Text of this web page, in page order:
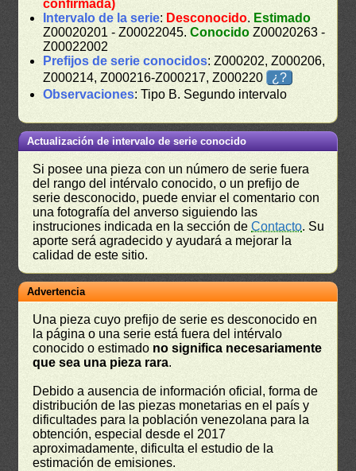
confirmada)
Intervalo de la serie: Desconocido. Estimado
Z00020201 - Z00022045.Conocido Z00020263 -
Z00022002
Prefijos de serie conocidos: Z000202, Z000206,
Z000214, Z000216-Z000217, Z000220
¿?
Observaciones: Tipo B. Segundo intervalo
Actualización de intervalo de serie conocido
Si posee una pieza con un número de serie fuera
del rango del intérvalo conocido, o un prefijo de
serie desconocido, puede enviar el comentario con
una fotografía del anverso siguiendo las
instruciones indicada en la sección deContacto. Su
aporte será agradecido y ayudará a mejorar la
calidad de este sitio.
Advertencia
Una pieza cuyo prefijo de serie es desconocido en
la página o una serie está fuera del intérvalo
conocido o estimado no significa necesariamente
que sea una pieza rara.
Debido a ausencia de información oficial, forma de
distribución de las piezas monetarias en el país y
dificultades para la población venezolana para la
obtención, especial desde el 2017
aproximadamente, dificulta el estudio de la
estimación de emisiones.